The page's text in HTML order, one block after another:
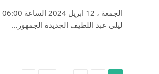
ليلى عبد اللطيف الجديدة الجمهور…